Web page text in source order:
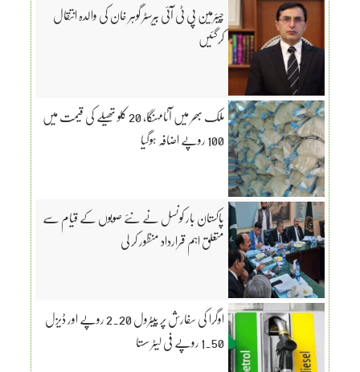
چیئرمین پی ٹی آئی بیرسٹر گوہر خان کی والدہ انتقال
کرگئیں
ملک بھر میں آٹامہنگا، 20 کلو تھیلے کی قیمت میں
100 روپے اضافہ ہوگیا
پاکستان بار کونسل نے نئے صوبوں کے قیام سے
متعلق اہم قرارداد منظور کر لی
اوگرا کی سفارش پر پیٹرول 2.20 روپے اور ڈیزل
1.50 روپے فی لیٹر سستا